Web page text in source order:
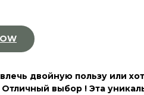
двойную пользу или
выбор ! Эта